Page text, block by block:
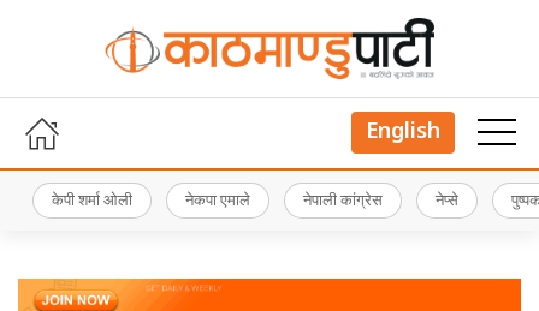
English
केपी शर्मा ओली नेकपा एमाले नेपाली कांग्रेस नेप्से